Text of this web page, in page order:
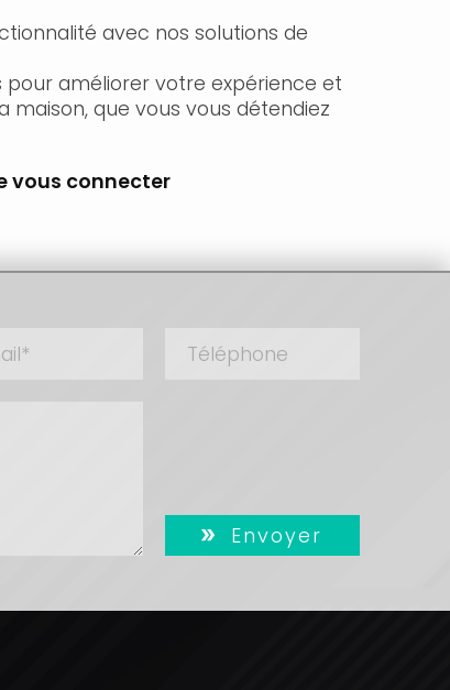
avec nos solutions de
améliorer votre expérience et
que vous vous détendiez
vous connecter
Envoyer